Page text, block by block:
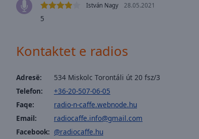
Background
Color
István Nagy 28.05.2021
5
Kontaktet e radios
Adresë:
534 Miskolc Torontáli út 20 fsz/3
Telefon:
+36-20-507-06-05
Faqe:
radio-n-caffe.webnode.hu
Email:
radiocaffe.info@gmail.com
Facebook: @radiocaffe.hu